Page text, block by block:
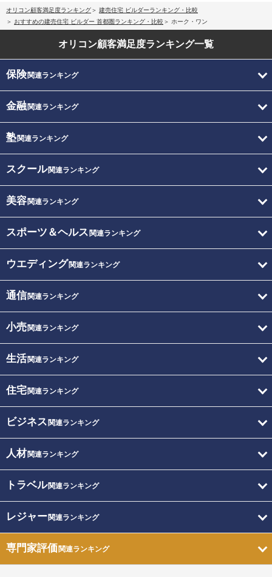
オリコン顧客満足度ランキング
建売住宅 ビルダーランキング・比較
おすすめの建売住宅 ビルダー 首都圏ランキング・比較
ホーク・ワン
オリコン顧客満足度ランキング一覧
保険関連ランキング
金融関連ランキング
塾関連ランキング
スクール関連ランキング
美容関連ランキング
スポーツ＆ヘルス 関連ランキング
ウエディング関連ランキング
通信関連ランキング
小売関連ランキング
生活関連ランキング
住宅関連ランキング
ビジネス 関連ランキング
人材関連ランキング
トラベル関連ランキング
レジャー関連ランキング
専門家評価関連ランキング